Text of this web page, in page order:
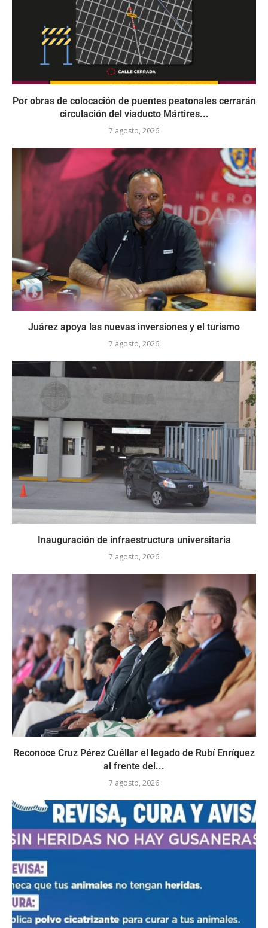
Por obras de colocación de puentes peatonales cerrarán
circulación del viaducto Mártires...
7 agosto, 2026
Juárez apoya las nuevas inversiones y el turismo
7 agosto, 2026
Inauguración de infraestructura universitaria
7 agosto, 2026
Reconoce Cruz Pérez Cuéllar el legado de Rubí Enríquez
al frente del...
7 agosto, 2026